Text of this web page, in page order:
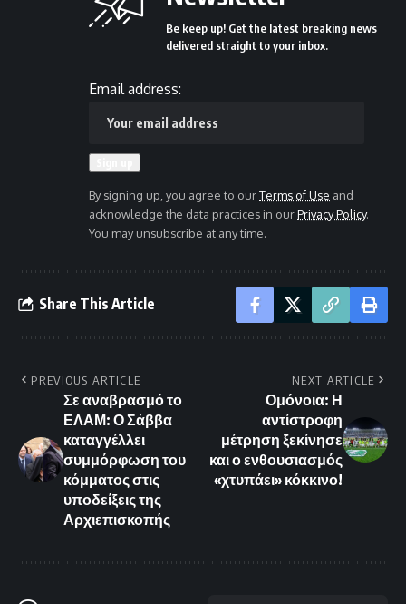
Be keep up! Get the latest breaking news
delivered straight to your inbox.
Email address:
By signing up, you agree to ourTerms of Use and
acknowledge the data practices in ourPrivacy Policy.
You may unsubscribe at any time.
Share This Article
PREVIOUS ARTICLE
Σε αναβρασμό το
ΕΛΑΜ: Ο Σάββα
καταγγέλλει
συμμόρφωση του
κόμματος στις
υποδείξεις της
Αρχιεπισκοπής
NEXT ARTICLE
Ομόνοια: Η
αντίστροφη
μέτρηση ξεκίνησε
και ο ενθουσιασμός
«χτυπάει» κόκκινο!